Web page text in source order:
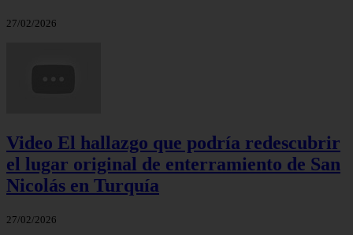
27/02/2026
Video El hallazgo que podría redescubrir
el lugar original de enterramiento de San
Nicolás en Turquía
27/02/2026